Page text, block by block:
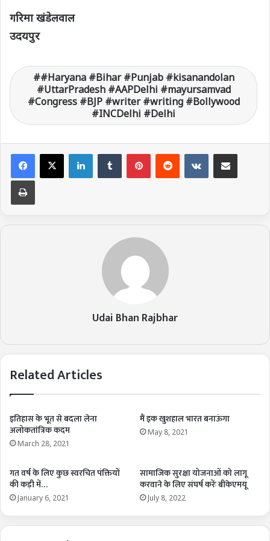
गरिमा खंडेलवाल
उदयपुर
#Haryana #Bihar #Punjab #kisanandolan
#UttarPradesh #AAPDelhi #mayursamvad
#Congress #BJP #writer #writing #Bollywood
#INCDelhi #Delhi
LinkedIn VKontakte
Udai Bhan Rajbhar
Related Articles
इतिहास के भूत से बदला लेना
अलोकतांत्रिक कदम
March 28, 2021
मैं इक खुशहाल भारत बनाऊंगा
May 8, 2021
गत वर्ष के लिए कुछ स्वरचित पंक्तियों
की कड़ी में…
January 6, 2021
सामाजिक सुरक्षा योजनाओं को लागू
करवाने के लिए संघर्ष करेंः बीकेएमयू
July 8, 2022